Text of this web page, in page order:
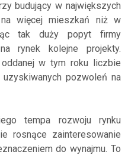
budujący w największych
więcej mieszkań niż w
tak duży popyt firmy
rynek kolejne projekty.
w tym roku liczbie
pozwoleń na
tempa rozwoju rynku
rosnące zainteresowanie
do wynajmu. To